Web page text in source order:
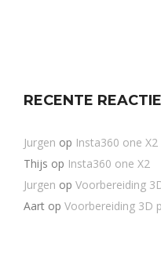
RECENTE
Jurgen op Insta360 one X2
Thijs op Insta360 one X2
Jurgen op Voorbereiding
Aart op Voorbereiding 3D